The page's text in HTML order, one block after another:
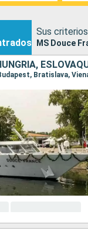
Sus
MS Douce
Bratislava,